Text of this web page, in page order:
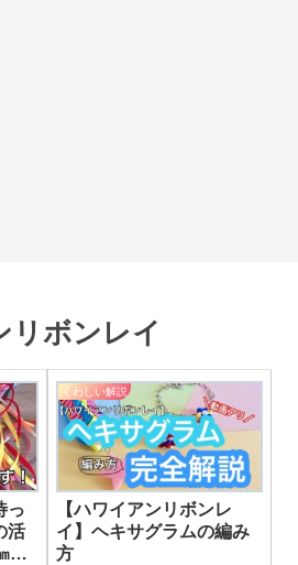
リボンレイ
っ
活
リ
くわしい解説
【ハワイアンリボンレ
イ】ヘキサグラムの編み
方